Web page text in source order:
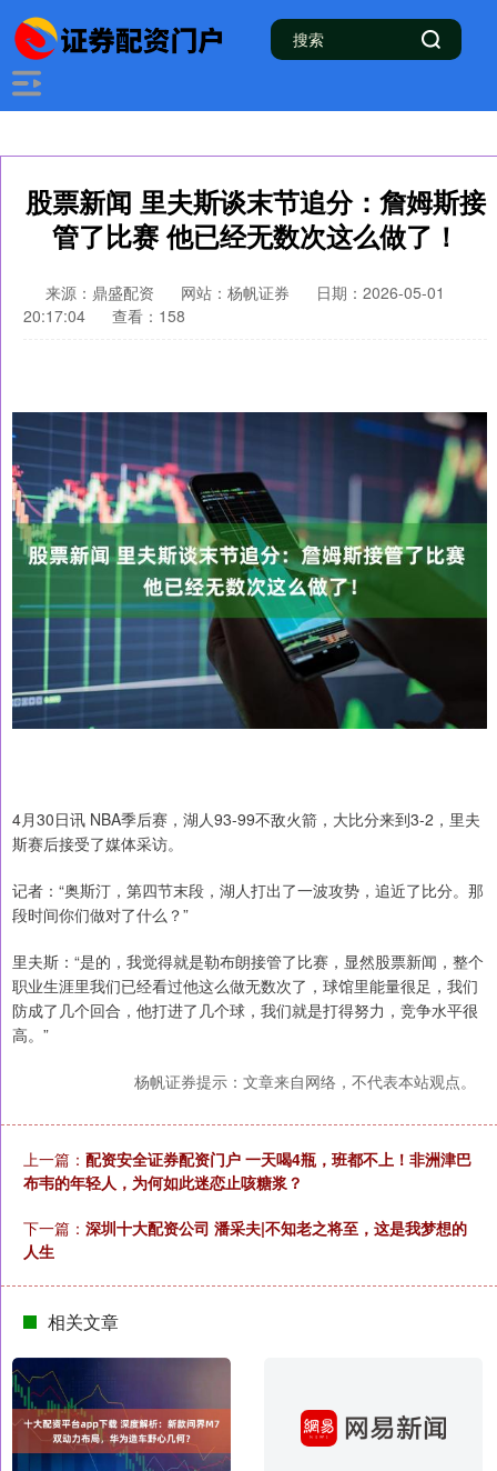
股票新闻 里夫斯谈末节追分：詹姆斯接
管了比赛 他已经无数次这么做了！
来源：鼎盛配资 网站：杨帆证券
日期：2026-05-01
20:17:04
查看：158
4月30日讯 NBA季后赛，湖人93-99不敌火箭，大比分来到3-2，里夫
斯赛后接受了媒体采访。
记者：“奥斯汀，第四节末段，湖人打出了一波攻势，追近了比分。那
段时间你们做对了什么？”
里夫斯：“是的，我觉得就是勒布朗接管了比赛，显然股票新闻，整个
职业生涯里我们已经看过他这么做无数次了，球馆里能量很足，我们
防成了几个回合，他打进了几个球，我们就是打得努力，竞争水平很
高。”
杨帆证券提示：文章来自网络，不代表本站观点。
上一篇： 配资安全证券配资门户 一天喝4瓶，班都不上！非洲津巴
布韦的年轻人，为何如此迷恋止咳糖浆？
下一篇： 深圳十大配资公司 潘采夫|不知老之将至，这是我梦想的
人生
相关文章